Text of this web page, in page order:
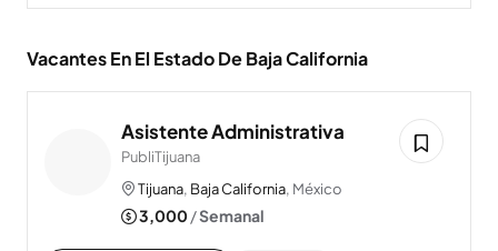
Vacantes En El Estado De Baja California
Asistente Administrativa
PubliTijuana
Tijuana, Baja California, México
3,000/Semanal